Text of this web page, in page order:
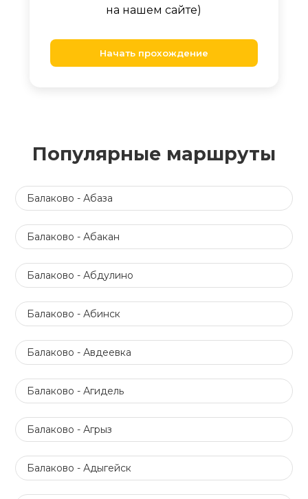
на нашем сайте)
Начать прохождение
Популярные маршруты
Балаково - Абаза
Балаково - Абакан
Балаково - Абдулино
Балаково - Абинск
Балаково - Авдеевка
Балаково - Агидель
Балаково - Агрыз
Балаково - Адыгейск